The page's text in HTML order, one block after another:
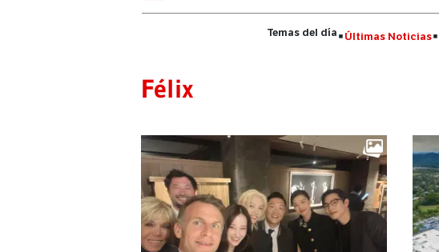
Últimas Noticias
Félix